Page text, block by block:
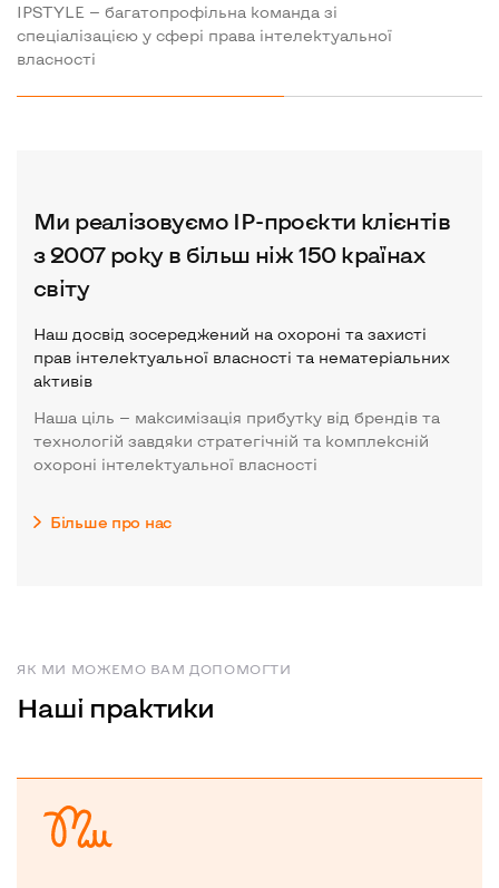
Нам важливо не просто надати послугу, а
визначити цілі клієнта і запропонувати
оптимальне рішення
IPSTYLE — багатопрофільна команда зі
спеціалізацією у сфері права інтелектуальної
власності
Ми ставимося до інтелектуальної власності
клієнта як до важливого бізнес-активу
Нам важливо не просто надати послугу, а
визначити цілі клієнта і запропонувати
оптимальне рішення
IPSTYLE — багатопрофільна команда зі
спеціалізацією у сфері права інтелектуальної
власності
Ми реалізовуємо IP-проєкти клієнтів
з 2007 року в більш ніж 150 країнах
світу
Наш досвід зосереджений на охороні та захисті
прав інтелектуальної власності та нематеріальних
активів
Наша ціль — максимізація прибутку від брендів та
технологій завдяки стратегічній та комплексній
охороні інтелектуальної власності
Більше про нас
ЯК МИ МОЖЕМО ВАМ ДОПОМОГТИ
Наші практики